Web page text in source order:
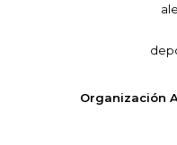
Organización